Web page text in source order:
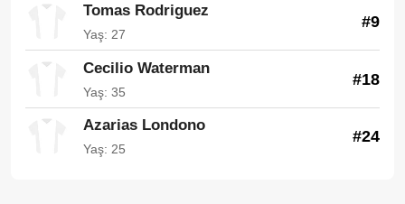
Tomas Rodriguez
Yaş: 27
#9
Cecilio Waterman
Yaş: 35
#18
Azarias Londono
Yaş: 25
#24